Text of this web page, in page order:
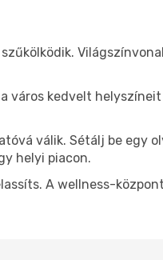
város kedvelt
válik. Sétálj be egy
helyi piacon.
A wellness-